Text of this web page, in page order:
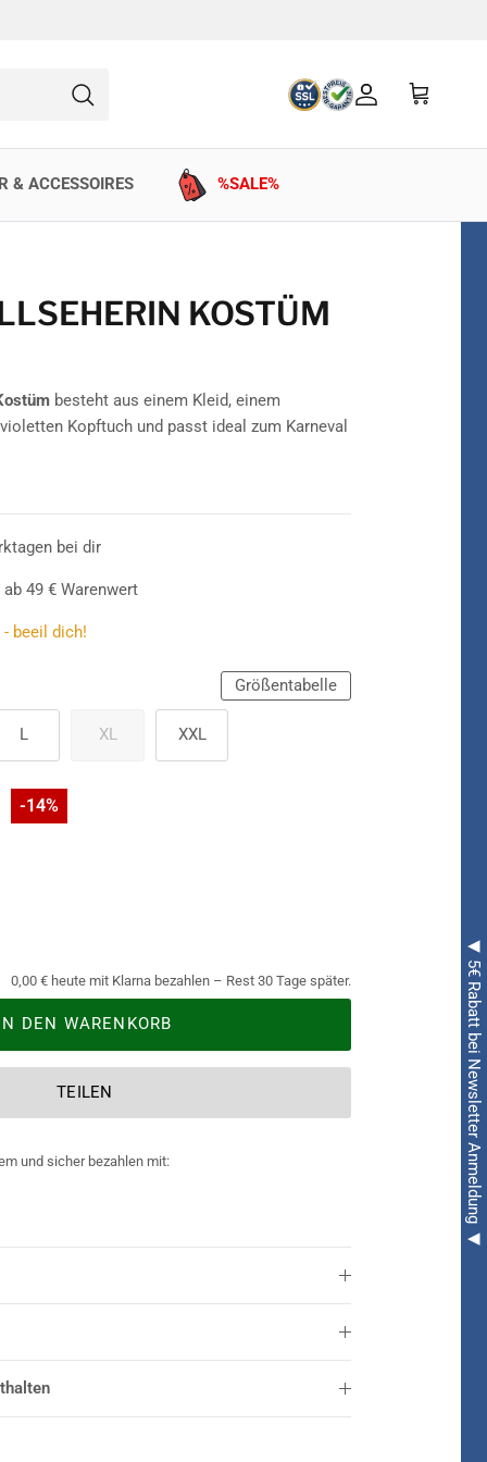
Suchen
& ACCESSOIRES %SALE%
◀ 5€ Rabatt bei Newsletter Anmeldung ◀
KOSTÜM
besteht aus einem Kleid, einem
Kopftuch und passt ideal zum Karneval
den Zigeunerin-Look ebenso wie der
mit Schleife, Schnürung und
bei dir
49 € Warenwert
beeil dich!
Größentabelle
L XL XXL
-14%
0,00 € heute mit Klarna bezahlen – Rest 30 Tage später.
IN DEN WARENKORB
TEILEN
und sicher bezahlen mit: